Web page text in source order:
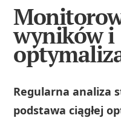
wyników i
Regularna analiza
podstawa ciągłej